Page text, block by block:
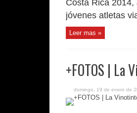
Costa Rica
jóvenes atletas
Leer mas »
+FOTOS | La
domingo, 19 de enero de